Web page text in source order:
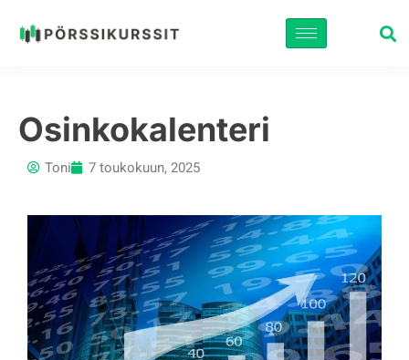
Siirry
Osinkokalenteri
Toni 7 toukokuun, 2025